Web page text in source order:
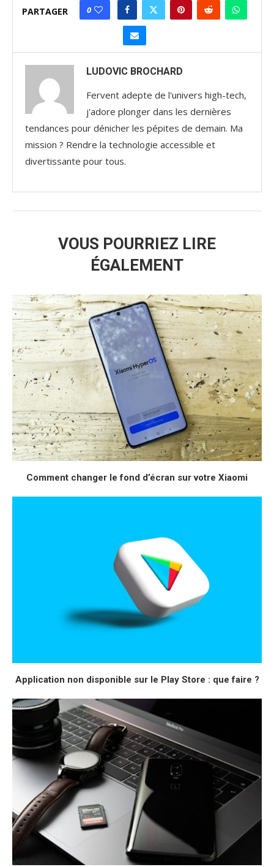
PARTAGER 0
LUDOVIC BROCHARD
Fervent adepte de l'univers high-tech,
j'adore plonger dans les dernières
tendances pour dénicher les pépites de demain. Ma
mission ? Rendre la technologie accessible et
divertissante pour tous.
VOUS POURRIEZ LIRE
ÉGALEMENT
Comment changer le fond d’écran sur votre Xiaomi
Application non disponible sur le Play Store : que faire ?